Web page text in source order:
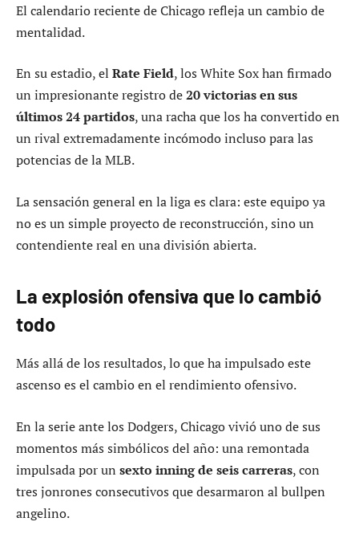
El calendario reciente de Chicago refleja un cambio de
mentalidad.
En su estadio, el Rate Field, los White Sox han firmado
un impresionante registro de20 victorias en sus
últimos 24 partidos, una racha que los ha convertido en
un rival extremadamente incómodo incluso para las
potencias de la MLB.
La sensación general en la liga es clara: este equipo ya
no es un simple proyecto de reconstrucción, sino un
contendiente real en una división abierta.
La explosión ofensiva que lo cambió
todo
Más allá de los resultados, lo que ha impulsado este
ascenso es el cambio en el rendimiento ofensivo.
En la serie ante los Dodgers, Chicago vivió uno de sus
momentos más simbólicos del año: una remontada
impulsada por un sexto inning de seis carreras, con
tres jonrones consecutivos que desarmaron al bullpen
angelino.